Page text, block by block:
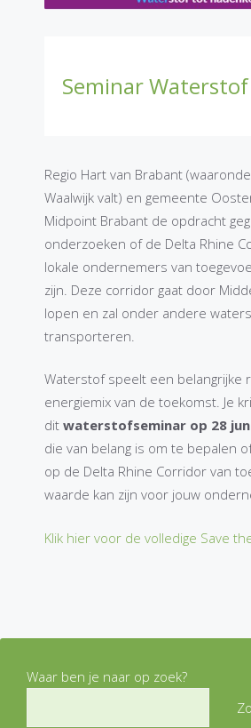
Seminar Waterstof
Regio Hart van Brabant
Waalwijk valt) en gemeente
Midpoint Brabant de opdracht
onderzoeken of de Delta Rhine
lokale ondernemers van
zijn. Deze corridor gaat door
lopen en zal onder andere
transporteren.
Waterstof speelt een belangrijke
energiemix van de toekomst. Je
dit waterstofseminar op 28
die van belang is om te bepalen
op de Delta Rhine Corridor van
waarde kan zijn voor jouw
Klik hier voor de volledige Save
Waar ben je naar op zoek?